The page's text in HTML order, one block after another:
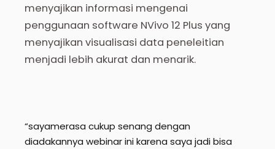
menyajikan informasi mengenai
penggunaan software NVivo 12 Plus yang
menyajikan visualisasi data peneleitian
menjadi lebih akurat dan menarik.
“sayamerasa cukup senang dengan
diadakannya webinar ini karena saya jadi bisa